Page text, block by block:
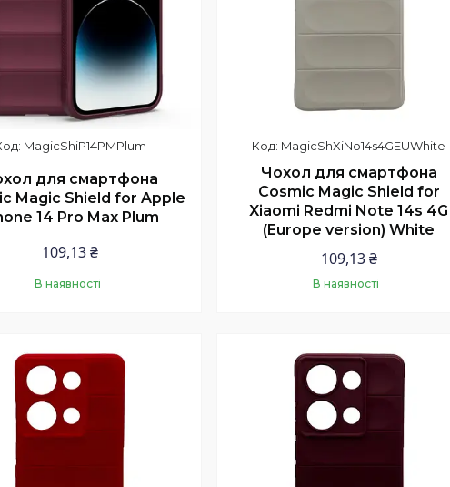
MagicShiP14PMPlum
для смартфона
Magic Shield for Apple
14 Pro Max Plum
109,13 ₴
В наявності
MagicShXiNo14s4GEUWhite
Чохол для смартфона
Cosmic Magic Shield for
Xiaomi Redmi Note 14s 4G
(Europe version) White
109,13 ₴
В наявності